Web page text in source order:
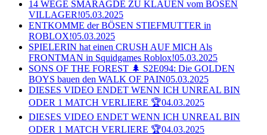
14 WEGE SMARAGDE ZU KLAUEN vom BÖSEN
VILLAGER!05.03.2025
ENTKOMME der BÖSEN STIEFMUTTER in
ROBLOX!05.03.2025
SPIELERIN hat einen CRUSH AUF MICH Als
FRONTMAN in Squidgames Roblox!05.03.2025
SONS OF THE FOREST 🌲 S2E094: Die GOLDEN
BOYS bauen den WALK OF PAIN05.03.2025
DIESES VIDEO ENDET WENN ICH UNREAL BIN
ODER 1 MATCH VERLIERE 🏆04.03.2025
DIESES VIDEO ENDET WENN ICH UNREAL BIN
ODER 1 MATCH VERLIERE 🏆04.03.2025